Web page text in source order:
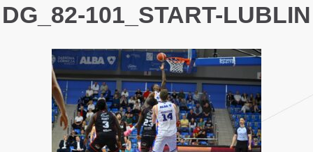
DG_82-101_START-LUBLIN